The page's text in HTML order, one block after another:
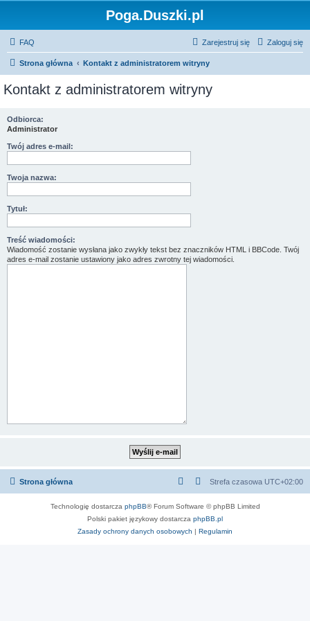
Poga.Duszki.pl
FAQ Zaloguj się
Zarejestruj się
Strona główna Kontakt z administratorem witryny
Kontakt z administratorem witryny
Odbiorca:
Administrator
Twój adres e-mail:
Twoja nazwa:
Tytuł:
Treść wiadomości:
Wiadomość zostanie wysłana jako zwykły tekst bez znaczników HTML i BBCode. Twój
adres e-mail zostanie ustawiony jako adres zwrotny tej wiadomości.
Strona główna Strefa czasowa UTC+02:00
Technologię dostarcza phpBB® Forum Software © phpBB Limited
Polski pakiet językowy dostarcza phpBB.pl
Zasady ochrony danych osobowych | Regulamin